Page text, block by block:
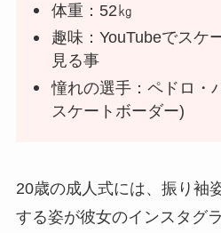
体重：52㎏
趣味：YouTubeでスケ
見る事
憧れの選手：ペドロ・
スケートボーダー)
20歳の成人式には、振り袖
する姿が彼女のインスタグ